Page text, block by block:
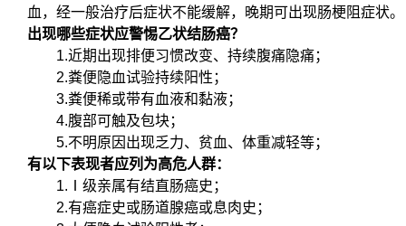
血，经一般治疗后症状不能缓解，晚期可出现肠梗阻症状。
出现哪些症状应警惕乙状结肠癌？
1.近期出现排便习惯改变、持续腹痛隐痛；
2.粪便隐血试验持续阳性；
3.粪便稀或带有血液和黏液；
4.腹部可触及包块；
5.不明原因出现乏力、贫血、体重减轻等；
有以下表现者应列为高危人群：
1.Ⅰ级亲属有结直肠癌史；
2.有癌症史或肠道腺癌或息肉史；